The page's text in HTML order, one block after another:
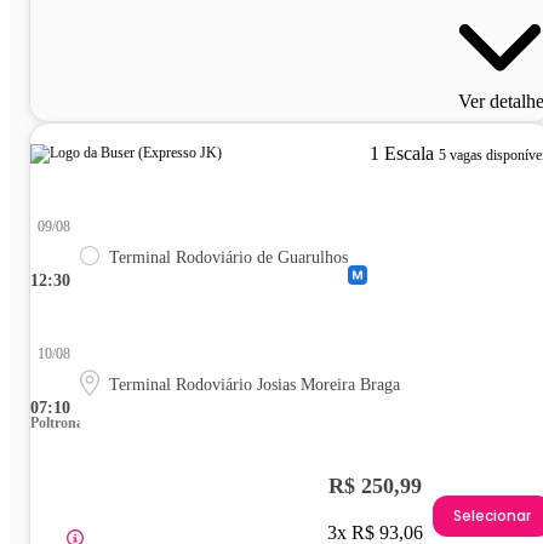
Ver
1 Escala 5 vagas
12:30
09/08
Terminal Rodoviário de Guarulhos
07:10
10/08
Terminal Rodoviário Josias Moreira Braga
Poltrona
R$ 250,99
3x R$ 93,06
Selecionar